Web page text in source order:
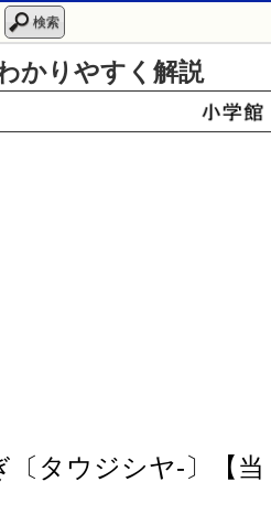
検索
かりやすく解説
〔タウジシヤ‐〕【当